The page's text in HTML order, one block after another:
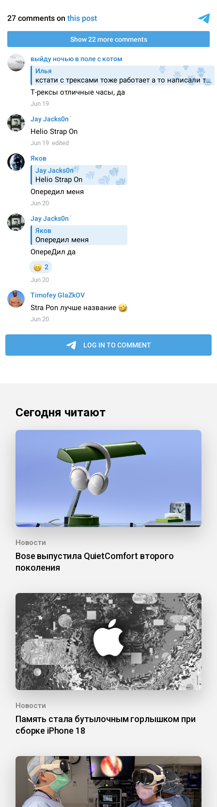
Сегодня читают
Новости
Bose выпустила QuietComfort второго
поколения
Новости
Память стала бутылочным горлышком при
сборке iPhone 18